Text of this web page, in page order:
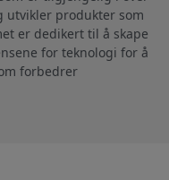
utvikler produkter som
er dedikert til å skape
for teknologi for å
forbedrer